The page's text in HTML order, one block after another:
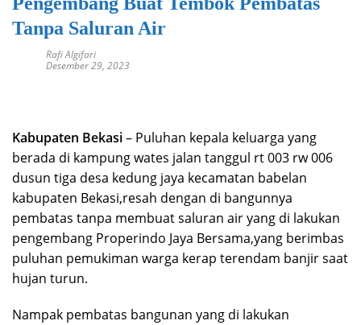
Tanpa Saluran Air
Rafi Algifari
Desember 29, 2023
Kabupaten Bekasi­– Puluhan kepala keluarga yang
berada di kampung wates jalan tanggul rt 003 rw 006
dusun tiga desa kedung jaya kecamatan babelan
kabupaten Bekasi,resah dengan di bangunnya
pembatas tanpa membuat saluran air yang di lakukan
pengembang Properindo Jaya Bersama,yang berimbas
puluhan pemukiman warga kerap terendam banjir saat
hujan turun.
Nampak pembatas bangunan yang di lakukan